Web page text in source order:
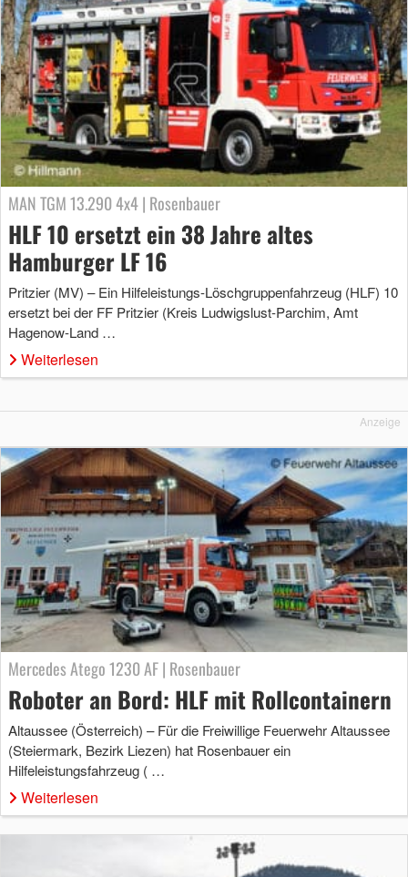
MAN TGM 13.290 4x4 | Rosenbauer
HLF 10 ersetzt ein 38 Jahre altes
Hamburger LF 16
Pritzier (MV) – Ein Hilfeleistungs-Löschgruppenfahrzeug (HLF) 10
ersetzt bei der FF Pritzier (Kreis Ludwigslust-Parchim, Amt
Hagenow-Land …
Weiterlesen
Anzeige
Mercedes Atego 1230 AF | Rosenbauer
Roboter an Bord: HLF mit Rollcontainern
Altaussee (Österreich) – Für die Freiwillige Feuerwehr Altaussee
(Steiermark, Bezirk Liezen) hat Rosenbauer ein
Hilfeleistungsfahrzeug ( …
Weiterlesen